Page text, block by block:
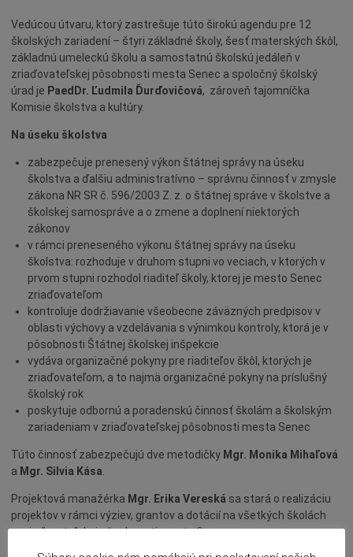
Vedúcou útvaru, ktorý zastrešuje túto širokú agendu pre 12
školských zariadení – štyri základné školy, šesť materských škôl,
základnú umeleckú školu a samostatnú školskú jedáleň v
zriaďovateľskej pôsobnosti mesta Senec a spoločný školský
úrad je PaedDr. Ľudmila Ďurďovičová, zároveň tajomníčka
Komisie školstva a kultúry.
Na úseku školstva
zabezpečuje prenesený výkon štátnej správy na úseku
školstva a ďalšiu administratívno – správnu činnosť v zmysle
zákona NR SR č. 596/2003 Z. z. o štátnej správe v školstve a
školskej samospráve a o zmene a doplnení niektorých
zákonov
v rámci preneseného výkonu štátnej správy na úseku
školstva: rozhoduje v druhom stupni vo veciach, v ktorých v
prvom stupni rozhodol riaditeľ školy, ktorej je mesto Senec
zriaďovateľom
kontroluje dodržiavanie všeobecne záväzných predpisov v
oblasti výchovy a vzdelávania s výnimkou kontroly, ktorá je v
pôsobnosti Štátnej školskej inšpekcie
vydáva organizačné pokyny pre riaditeľov škôl, ktorých je
zriaďovateľom, a to najmä organizačné pokyny na príslušný
školský rok
poskytuje odbornú a poradenskú činnosť školám a školským
zariadeniam v zriaďovateľskej pôsobnosti mesta Senec
Túto činnosť zabezpečujú dve metodičky Mgr. Monika Mihaľová
a Mgr. Silvia Kása.
Projektová manažérka Mgr. Erika Vereská sa stará o realizáciu
projektov v rámci výziev, grantov a dotácií na všetkých školách
v zriaďovateľskej pôsobnosti mesta Senec.